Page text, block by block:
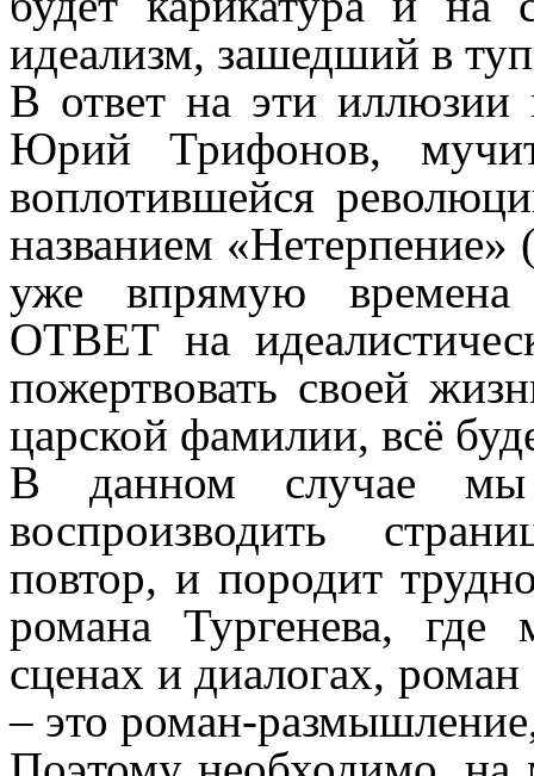
идеализм, зашедший в
В ответ на эти иллюзии
Юрий Трифонов,
воплотившейся
названием «Нетерпение»
уже впрямую
ОТВЕТ на
пожертвовать своей
царской фамилии, всё
В данном случае
воспроизводить
повтор, и породит
романа Тургенева, где
сценах и диалогах,
– это роман-